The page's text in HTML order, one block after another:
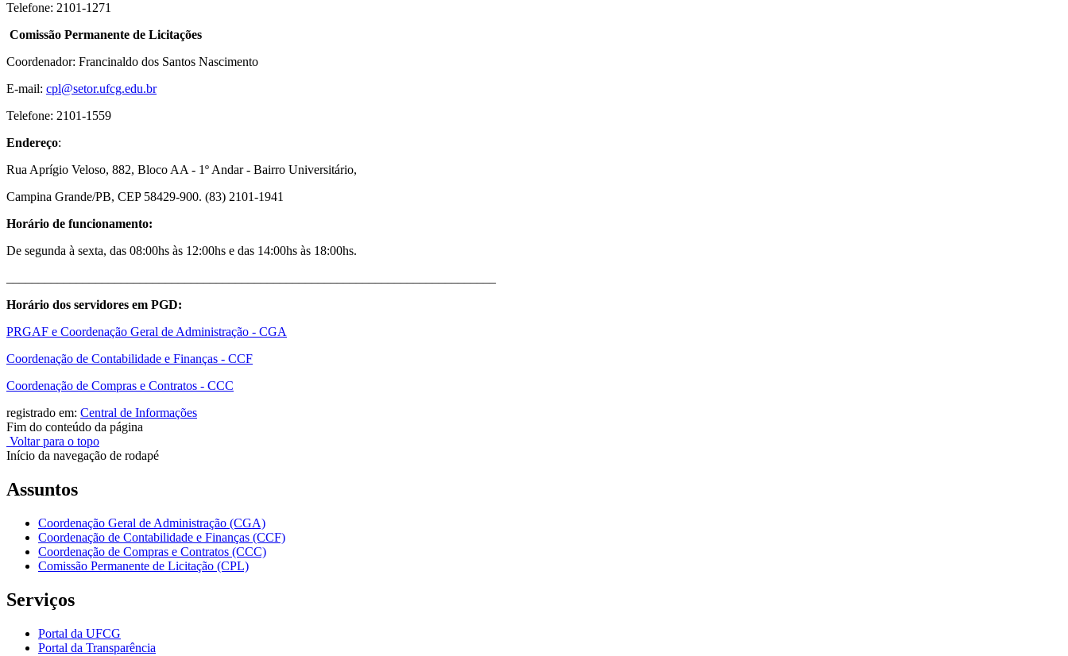
Telefone: 2101-1271
Comissão Permanente de Licitações
Coordenador: Francinaldo dos Santos Nascimento
E-mail: cpl@setor.ufcg.edu.br
Telefone: 2101-1559
Endereço:
Rua Aprígio Veloso, 882, Bloco AA - 1º Andar - Bairro Universitário,
Campina Grande/PB, CEP 58429-900. (83) 2101-1941
Horário de funcionamento:
De segunda à sexta, das 08:00hs às 12:00hs e das 14:00hs às 18:00hs.
Horário dos servidores em PGD:
PRGAF e Coordenação Geral de Administração - CGA
Coordenação de Contabilidade e Finanças - CCF
Coordenação de Compras e Contratos - CCC
registrado em: Central de Informações
Fim do conteúdo da página
Voltar para o topo
Início da navegação de rodapé
Assuntos
Coordenação Geral de Administração (CGA)
Coordenação de Contabilidade e Finanças (CCF)
Coordenação de Compras e Contratos (CCC)
Comissão Permanente de Licitação (CPL)
Serviços
Portal da UFCG
Portal da Transparência